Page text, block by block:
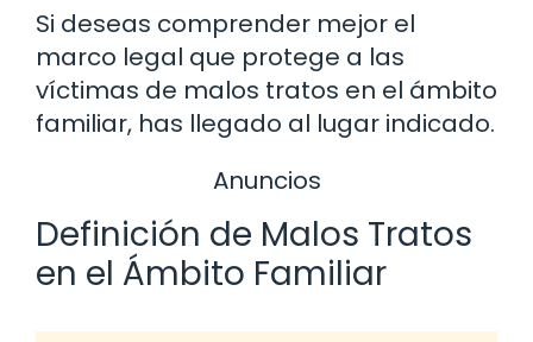
Si deseas comprender mejor el
marco legal que protege a las
víctimas de malos tratos en el ámbito
familiar, has llegado al lugar indicado.
Anuncios
Definición de Malos Tratos
en el Ámbito Familiar